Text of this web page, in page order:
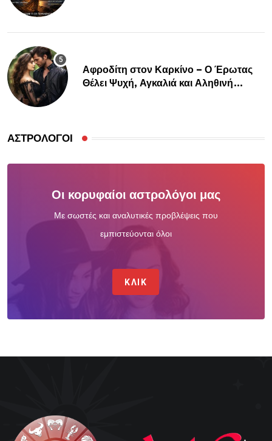
Αφροδίτη στον Καρκίνο – Ο Έρωτας
Θέλει Ψυχή, Αγκαλιά και Αληθινή
ΑΣΤΡΟΛΌΓΟΙ
Οι κορυφαίοι αστρολόγοι μας
Με σωστές και αναλυτικές προβλέψεις που
εμπιστεύονται όλοι
ΚΛΙΚ